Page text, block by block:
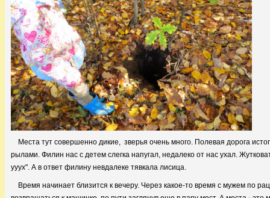
Места тут совершенно дикие, зверья очень много. Полевая дорога
рылами. Филин нас с детем слегка напугал, недалеко от нас ухал.
ууух". А в ответ филину невдалеке тявкала лисица.
Время начинает близится к вечеру. Через какое-то время с мужем по